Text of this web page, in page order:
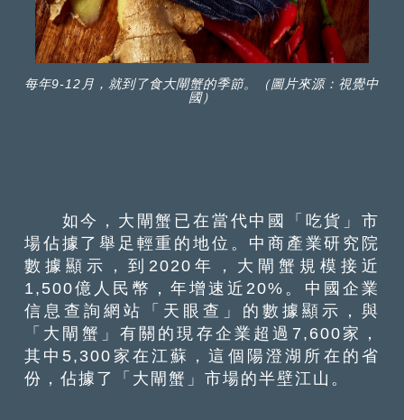
每年9-12月，就到了食大閘蟹的季節。（圖片來源：視覺中
國）
如今，大閘蟹已在當代中國「吃貨」市
場佔據了舉足輕重的地位。中商產業研究院
數據顯示，到2020年，大閘蟹規模接近
1,500億人民幣，年增速近20%。中國企業
信息查詢網站「天眼查」的數據顯示，與
「大閘蟹」有關的現存企業超過7,600家，
其中5,300家在江蘇，這個陽澄湖所在的省
份，佔據了「大閘蟹」市場的半壁江山。